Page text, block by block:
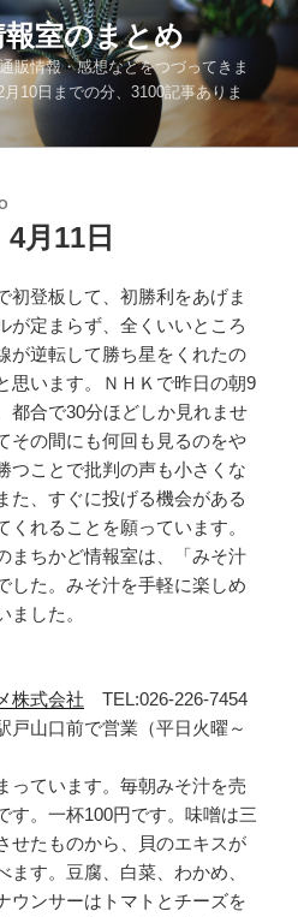
室のまとめ
販情報・感想などをつづってきま
10日までの分、3100記事ありま
月11日
初登板して、初勝利をあげま
が定まらず、全くいいところ
が逆転して勝ち星をくれたの
思います。ＮＨＫで昨日の朝9
都合で30分ほどしか見れませ
その間にも何回も見るのをや
つことで批判の声も小さくな
た、すぐに投げる機会がある
れることを願っています。
まちかど情報室は、「みそ汁
した。みそ汁を手軽に楽しめ
ました。
株式会社 TEL:026-226-7454
山口前で営業（平日火曜～
っています。毎朝みそ汁を売
す。一杯100円です。味噌は三
せたものから、貝のエキスが
ます。豆腐、白菜、わかめ、
ウンサーはトマトとチーズを